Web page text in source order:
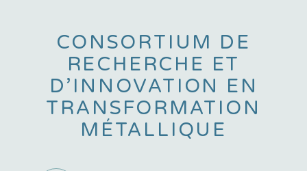
CONSORTIUM DE
RECHERCHE ET
D’INNOVATION EN
TRANSFORMATION
MÉTALLIQUE